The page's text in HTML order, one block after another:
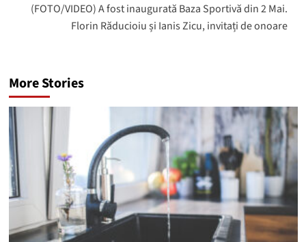
(FOTO/VIDEO) A fost inaugurată Baza Sportivă din 2 Mai.
Florin Răducioiu și Ianis Zicu, invitați de onoare
More Stories